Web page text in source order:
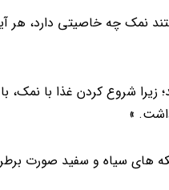
نمک چه خاصیتی دارد، هر
زیرا شروع کردن غذا با
»
لکه های سیاه و سفید صورت